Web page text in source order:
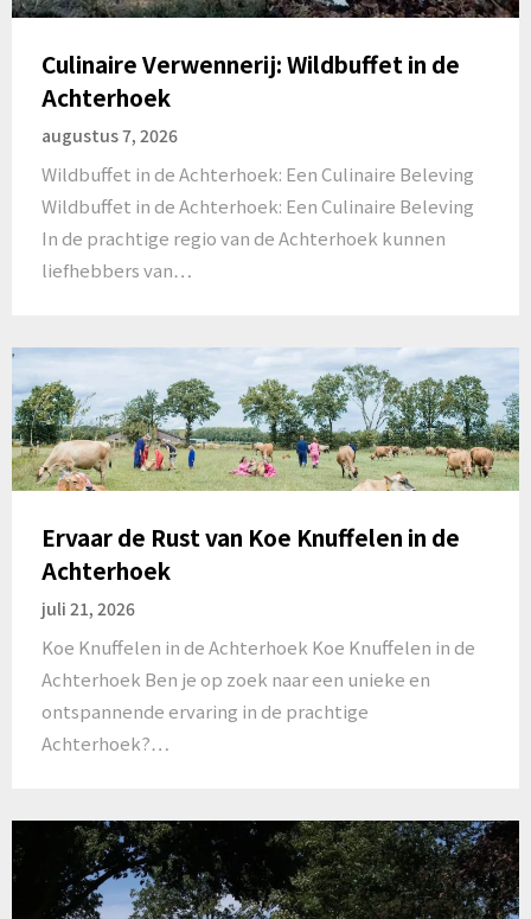
Culinaire Verwennerij: Wildbuffet in de
Achterhoek
augustus 7, 2026
Wildbuffet in de Achterhoek: Een Culinaire Beleving
Wildbuffet in de Achterhoek: Een Culinaire Beleving
In de prachtige regio van de Achterhoek kunnen
liefhebbers van…
Ervaar de Rust van Koe Knuffelen in de
Achterhoek
juli 21, 2026
Koe Knuffelen in de Achterhoek Koe Knuffelen in de
Achterhoek Ben je op zoek naar een unieke en
ontspannende ervaring in de prachtige
Achterhoek?…